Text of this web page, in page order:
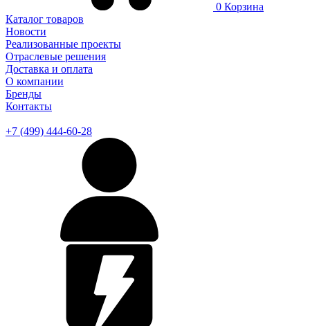
0 Корзина
Каталог товаров
Новости
Реализованные проекты
Отраслевые решения
Доставка и оплата
О компании
Бренды
Контакты
+7 (499) 444-60-28